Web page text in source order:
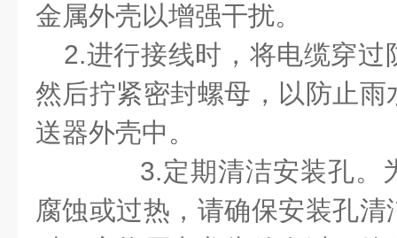
金属外壳以增强干扰。
2.进行接线时，将电缆穿过
然后拧紧密封螺母，以防止
送器外壳中。
3.定期清洁安装孔。
腐蚀或过热，请确保安装孔